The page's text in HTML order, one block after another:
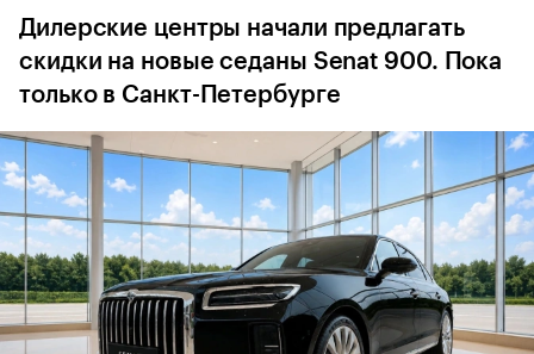
Дилерские центры начали предлагать
скидки на новые седаны Senat 900. Пока
только в Санкт-Петербурге